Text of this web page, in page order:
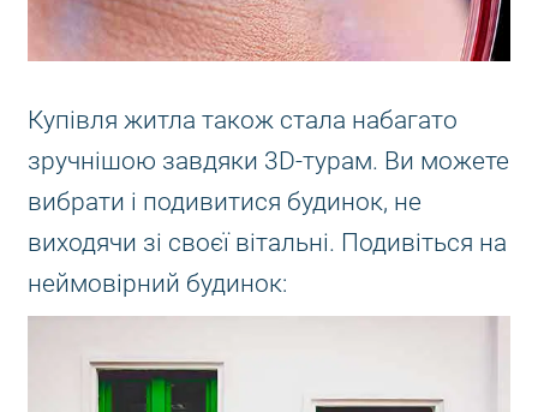
Купівля житла також стала набагато
зручнішою завдяки 3D-турам. Ви можете
вибрати і подивитися будинок, не
виходячи зі своєї вітальні. Подивіться на
неймовірний будинок: